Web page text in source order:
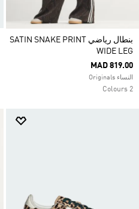
بنطال رياضي SATIN SNAKE PRINT
WIDE LEG
MAD 819.00
النساء Originals
2 Colours